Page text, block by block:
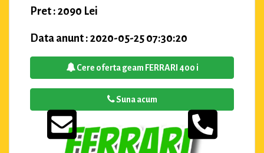
Pret : 2090 Lei
Data anunt : 2020-05-25 07:30:20
Cere oferta geam FERRARI 400 i
Suna acum